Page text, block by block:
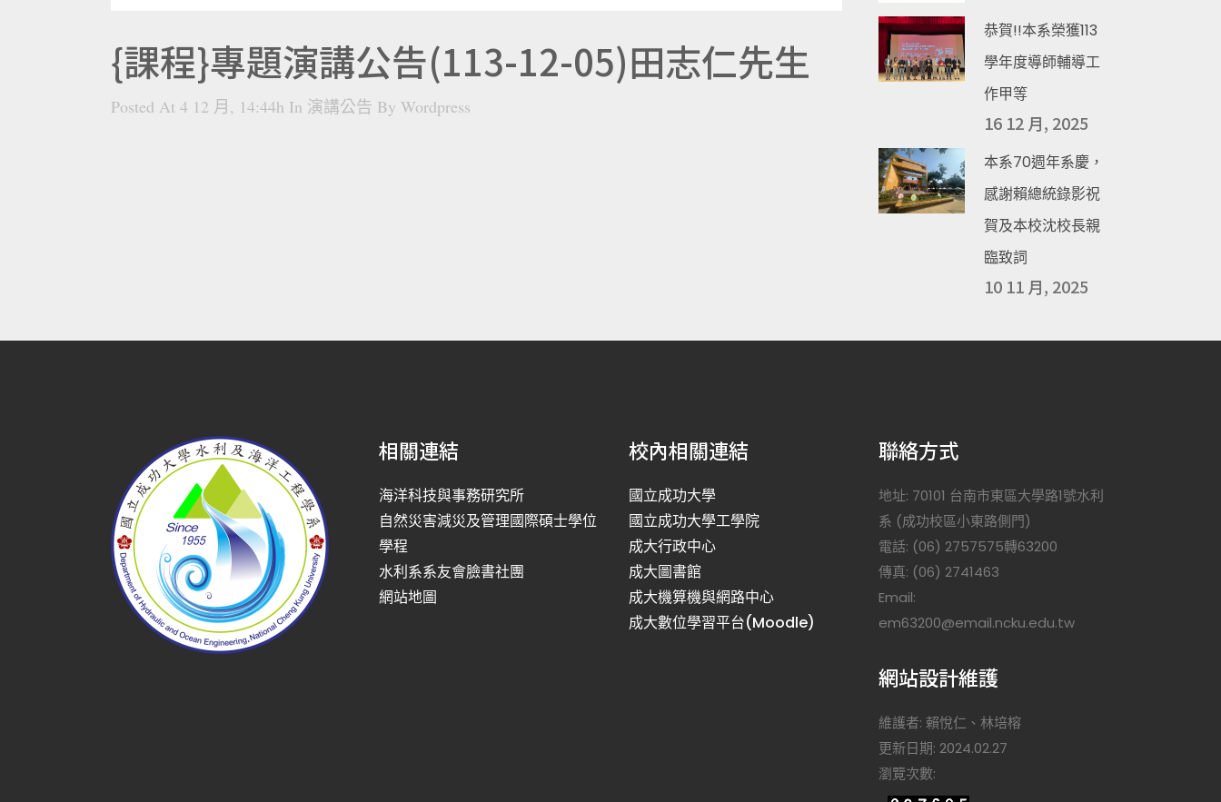
{課程}專題演講公告(113-12-05)田志仁先生
Posted At 4 12 月, 14:44h In 演講公告 By Wordpress
恭賀!!本系榮獲113
學年度導師輔導工
作甲等
16 12 月, 2025
本系70週年系慶，
感謝賴總統錄影祝
賀及本校沈校長親
臨致詞
10 11 月, 2025
相關連結
海洋科技與事務研究所
自然災害減災及管理國際碩士學位
學程
水利系系友會臉書社團
網站地圖
校內相關連結
國立成功大學
國立成功大學工學院
成大行政中心
成大圖書館
成大機算機與網路中心
成大數位學習平台(Moodle)
聯絡方式
地址: 70101 台南市東區大學路1號水利
系 (成功校區小東路側門)
電話: (06) 2757575轉63200
傳真: (06) 2741463
Email:
em63200@email.ncku.edu.tw
網站設計維護
維護者: 賴悅仁、林培榕
更新日期: 2024.02.27
瀏覽次數: